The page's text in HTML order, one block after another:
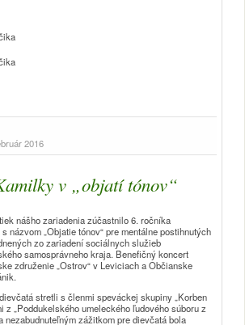
2016
v „objatí tónov“
nášho zariadenia zúčastnilo 6. ročníka
názvom „Objatie tónov“ pre mentálne postihnutých
zo zariadení sociálnych služieb
samosprávneho kraja. Benefičný koncert
združenie „Ostrov“ v Leviciach a Občianske
stretli s členmi speváckej skupiny „Korben
z „Poddukelského umeleckého ľudového súboru z
nezabudnuteľným zážitkom pre dievčatá bola